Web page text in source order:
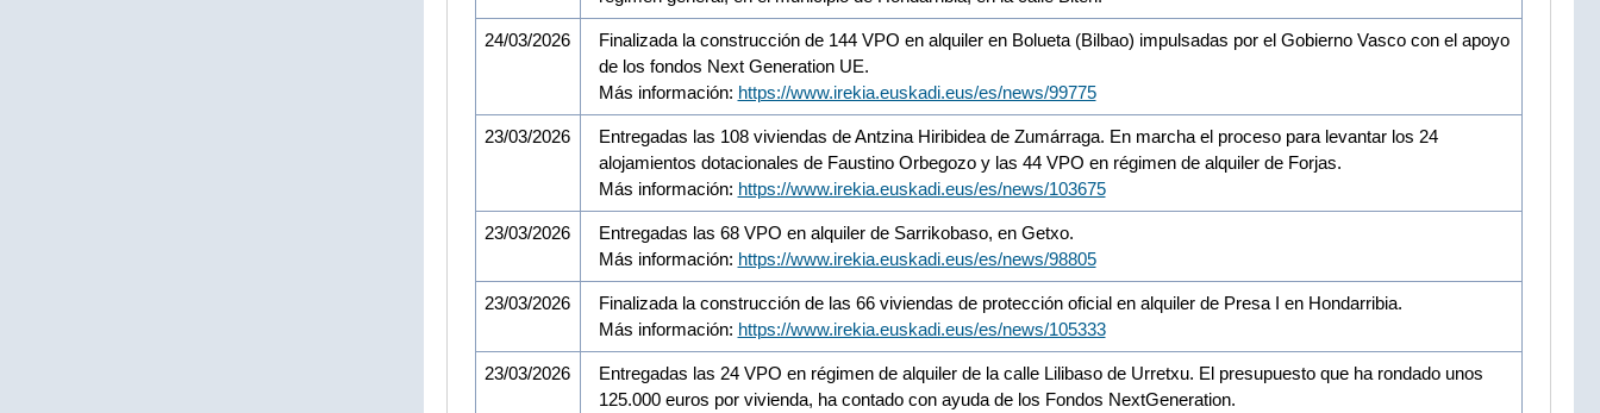
24/03/2026
Finalizada la construcción de 144 VPO en alquiler en Bolueta (Bilbao) impulsadas por el Gobierno Vasco con el apoyo
de los fondos Next Generation UE.
Más información: https://www.irekia.euskadi.eus/es/news/99775
23/03/2026
Entregadas las 108 viviendas de Antzina Hiribidea de Zumárraga. En marcha el proceso para levantar los 24
alojamientos dotacionales de Faustino Orbegozo y las 44 VPO en régimen de alquiler de Forjas.
Más información: https://www.irekia.euskadi.eus/es/news/103675
23/03/2026
Entregadas las 68 VPO en alquiler de Sarrikobaso, en Getxo.
Más información: https://www.irekia.euskadi.eus/es/news/98805
23/03/2026
Finalizada la construcción de las 66 viviendas de protección oficial en alquiler de Presa I en Hondarribia.
Más información: https://www.irekia.euskadi.eus/es/news/105333
23/03/2026
Entregadas las 24 VPO en régimen de alquiler de la calle Lilibaso de Urretxu. El presupuesto que ha rondado unos
125.000 euros por vivienda, ha contado con ayuda de los Fondos NextGeneration.